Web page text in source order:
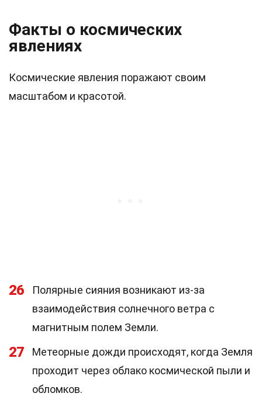
Факты о космических
явлениях
Космические явления поражают своим
масштабом и красотой.
26
Полярные сияния возникают из-за
взаимодействия солнечного ветра с
магнитным полем Земли.
27
Метеорные дожди происходят, когда Земля
проходит через облако космической пыли и
обломков.